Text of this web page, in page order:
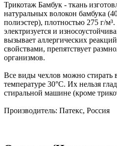
Трикотаж Бамбук - ткань
натуральных волокон бамбука
полиэстер), плотностью 275 г/
электризуется и
вызывает аллергических
свойствами, препятствует
организмов.
Все виды чехлов можно стирать
температуре 30°С. Их нельзя
стиральной машине (кроме
Производитель: Патекс, Россия